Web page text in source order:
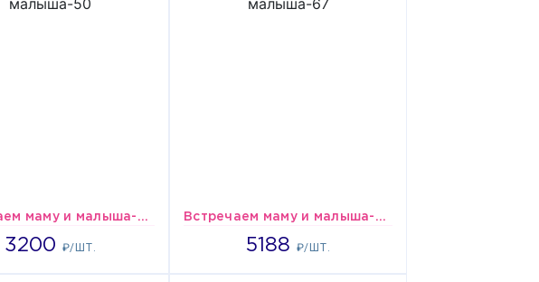
Встречаем маму и малыша-50
3200 ₽/ШТ.
3200 Встречаем маму и малыша-67
5188 ₽/ШТ.
5188